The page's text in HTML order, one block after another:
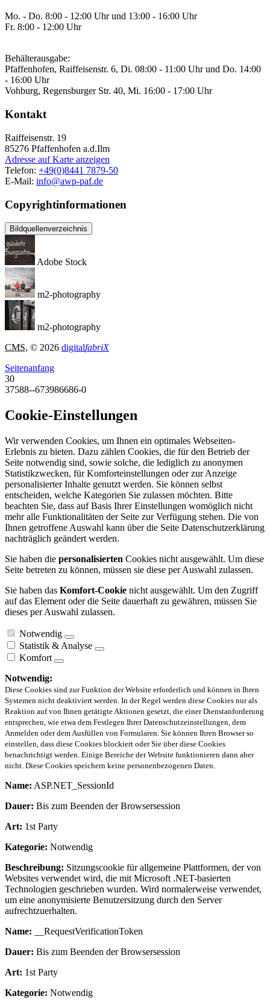
Mo. - Do. 8:00 - 12:00 Uhr und 13:00 - 16:00 Uhr
Fr. 8:00 - 12:00 Uhr
Behälterausgabe:
Pfaffenhofen, Raiffeisenstr. 6, Di. 08:00 - 11:00 Uhr und Do. 14:00
- 16:00 Uhr
Vohburg, Regensburger Str. 40, Mi. 16:00 - 17:00 Uhr
Kontakt
Raiffeisenstr. 19
85276 Pfaffenhofen a.d.Ilm
Adresse auf Karte anzeigen
Telefon: +49(0)8441 7879-50
E-Mail: info@awp-paf.de
Copyrightinformationen
Bildquellenverzeichnis
Adobe Stock
m2-photography
m2-photography
CMS, © 2026 digitalfabriX
Seitenanfang
30
37588--673986686-0
Cookie-Einstellungen
Wir verwenden Cookies, um Ihnen ein optimales Webseiten-
Erlebnis zu bieten. Dazu zählen Cookies, die für den Betrieb der
Seite notwendig sind, sowie solche, die lediglich zu anonymen
Statistikzwecken, für Komforteinstellungen oder zur Anzeige
personalisierter Inhalte genutzt werden. Sie können selbst
entscheiden, welche Kategorien Sie zulassen möchten. Bitte
beachten Sie, dass auf Basis Ihrer Einstellungen womöglich nicht
mehr alle Funktionalitäten der Seite zur Verfügung stehen. Die von
Ihnen getroffene Auswahl kann über die Seite Datenschutzerklärung
nachträglich geändert werden.
Sie haben die personalisierten Cookies nicht ausgewählt. Um diese
Seite betreten zu können, müssen sie diese per Auswahl zulassen.
Sie haben das Komfort-Cookie nicht ausgewählt. Um den Zugriff
auf das Element oder die Seite dauerhaft zu gewähren, müssen Sie
dieses per Auswahl zulassen.
Notwendig
Statistik & Analyse
Komfort
Notwendig:
Diese Cookies sind zur Funktion der Website erforderlich und können in Ihren
Systemen nicht deaktiviert werden. In der Regel werden diese Cookies nur als
Reaktion auf von Ihnen getätigte Aktionen gesetzt, die einer Dienstanforderung
entsprechen, wie etwa dem Festlegen Ihrer Datenschutzeinstellungen, dem
Anmelden oder dem Ausfüllen von Formularen. Sie können Ihren Browser so
einstellen, dass diese Cookies blockiert oder Sie über diese Cookies
benachrichtigt werden. Einige Bereiche der Website funktionieren dann aber
nicht. Diese Cookies speichern keine personenbezogenen Daten.
Name: ASP.NET_SessionId
Dauer: Bis zum Beenden der Browsersession
Art: 1st Party
Kategorie: Notwendig
Beschreibung: Sitzungscookie für allgemeine Plattformen, der von
Websites verwendet wird, die mit Microsoft .NET-basierten
Technologien geschrieben wurden. Wird normalerweise verwendet,
um eine anonymisierte Benutzersitzung durch den Server
aufrechtzuerhalten.
Name: __RequestVerificationToken
Dauer: Bis zum Beenden der Browsersession
Art: 1st Party
Kategorie: Notwendig